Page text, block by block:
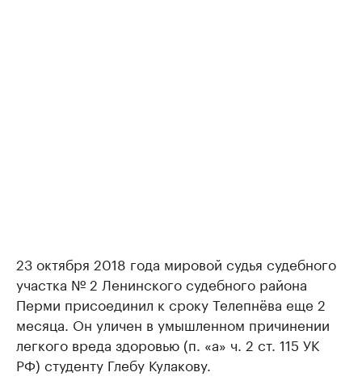
23 октября 2018 года мировой судья судебного
участка № 2 Ленинского судебного района
Перми присоединил к сроку Телепнёва еще 2
месяца. Он уличен в умышленном причинении
легкого вреда здоровью (п. «а» ч. 2 ст. 115 УК
РФ) студенту Глебу Кулакову.